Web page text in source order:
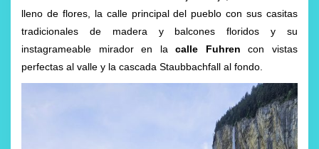
lleno de flores, la calle principal del pueblo con sus casitas
tradicionales de madera y balcones floridos y su
instagrameable mirador en lacalle Fuhren con vistas
perfectas al valle y la cascada Staubbachfall al fondo.